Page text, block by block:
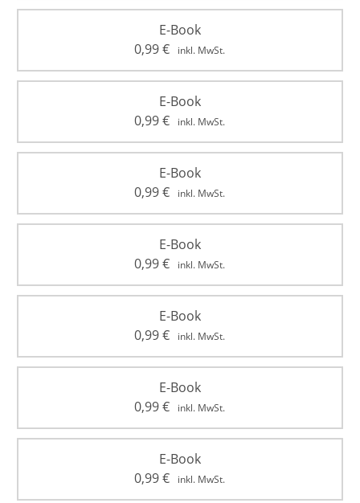
E-Book
0,99€ inkl. MwSt.
E-Book
0,99€ inkl. MwSt.
E-Book
0,99€ inkl. MwSt.
E-Book
0,99€ inkl. MwSt.
E-Book
0,99€ inkl. MwSt.
E-Book
0,99€ inkl. MwSt.
E-Book
0,99€ inkl. MwSt.